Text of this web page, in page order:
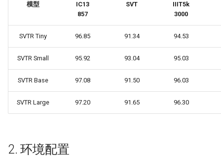
模型
IC13
857
SVT
IIIT5k
3000
SVTR Tiny 96.85 91.34 94.53
SVTR Small 95.92 93.04 95.03
SVTR Base 97.08 91.50 96.03
SVTR Large 97.20 91.65 96.30
2. 环境配置